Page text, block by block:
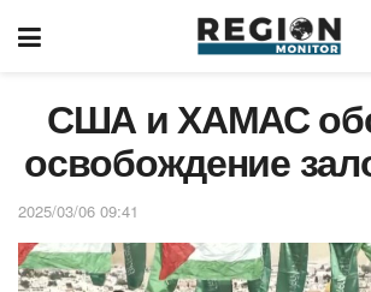
США и ХАМАС
освобождение
2025/03/06 09:41